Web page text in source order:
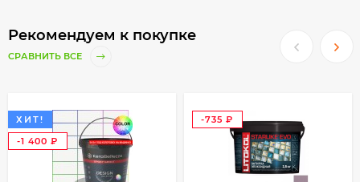
Рекомендуем к покупке
СРАВНИТЬ ВСЕ
ХИТ!
-1 400
-735
₽